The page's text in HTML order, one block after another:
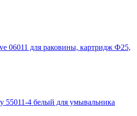
06011 для раковины, картридж Ф25,
55011-4 белый для умывальника